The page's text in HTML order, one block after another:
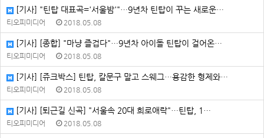
[기사] "틴탑 대표곡='서울밤'"…9년차 틴탑이 꾸는 새로운…
티오피미디어 2018.05.08
[기사] [종합] "마냥 즐겁다"…9년차 아이돌 틴탑이 걸어온…
티오피미디어 2018.05.08
[기사] [쥬크박스] 틴탑, 칼문구 말고 스웨그…용감한 형제와…
티오피미디어 2018.05.08
[기사] [퇴근길 신곡] "서울속 20대 희로애락"…틴탑, 1…
티오피미디어 2018.05.08